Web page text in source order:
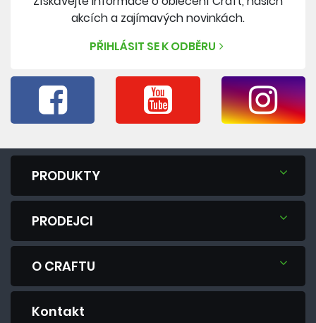
akcích a zajímavých novinkách.
PŘIHLÁSIT SE K ODBĚRU
PRODUKTY
PRODEJCI
O CRAFTU
Kontakt